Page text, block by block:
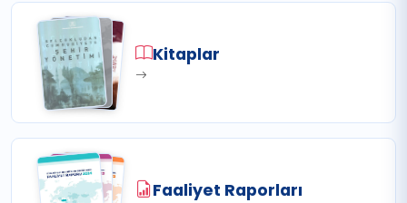
Kitaplar
Faaliyet Raporları